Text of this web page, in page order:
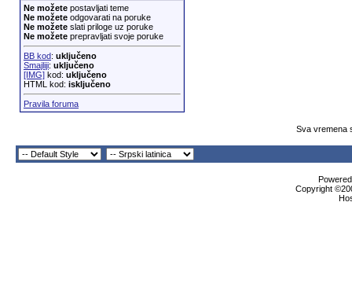
Ne možetepostavljati teme
Ne možeteodgovarati na poruke
Ne možeteslati priloge uz poruke
Ne možeteprepravljati svoje poruke
BB kod: uključeno
Smajliji: uključeno
[IMG]kod: uključeno
HTML kod: isključeno
Pravila foruma
Sva vremena
Copyright